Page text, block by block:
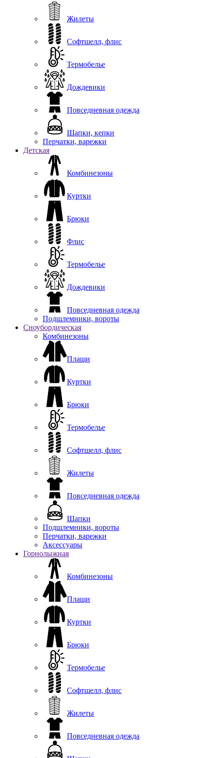
Жилеты
Софтшелл, флис
Термобелье
Дождевики
Повседневная одежда
Шапки, кепки
Перчатки, варежки
Детская
Комбинезоны
Куртки
Брюки
Флис
Термобелье
Дождевики
Повседневная одежда
Подшлемники, вороты
Сноубордическая
Комбинезоны
Плащи
Куртки
Брюки
Термобелье
Софтшелл, флис
Жилеты
Повседневная одежда
Шапки
Подшлемники, вороты
Перчатки, варежки
Аксессуары
Горнолыжная
Комбинезоны
Плащи
Куртки
Брюки
Термобелье
Софтшелл, флис
Жилеты
Повседневная одежда